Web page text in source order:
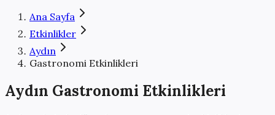
Ana Sayfa
Etkinlikler
Aydın
Gastronomi Etkinlikleri
Aydın Gastronomi Etkinlikleri